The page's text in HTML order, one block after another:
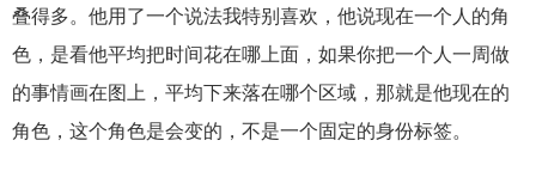
叠得多。他用了一个说法我特别喜欢，他说现在一个人的角
色，是看他平均把时间花在哪上面，如果你把一个人一周做
的事情画在图上，平均下来落在哪个区域，那就是他现在的
角色，这个角色是会变的，不是一个固定的身份标签。